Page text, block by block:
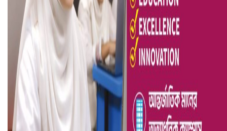
ভারতে ভয়াবহ সড়ক দুর্ঘটনা, নিহত ১৫